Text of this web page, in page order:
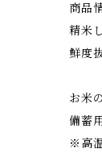
商品
精米
鮮度
お米
備蓄
※高